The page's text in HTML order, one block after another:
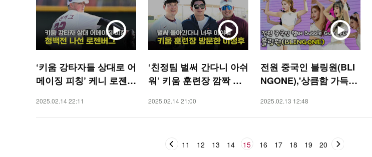
‘키움 강타자들 상대로 어
메이징 피칭’ 케니 로젠버
2025.02.14 22:11
‘친정팀 벌써 간다니 아쉬
워’ 키움 훈련장 깜짝 방
S]
2025.02.14 21:00
전원 중국인 블링원(BLI
NGONE),'상큼함 가득한
TAR]
2025.02.13 12:48
11 12 13 14 15 16 17 18 19 20